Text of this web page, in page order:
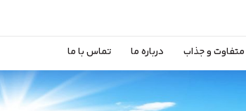
متفاوت و جذاب درباره ما تماس با ما